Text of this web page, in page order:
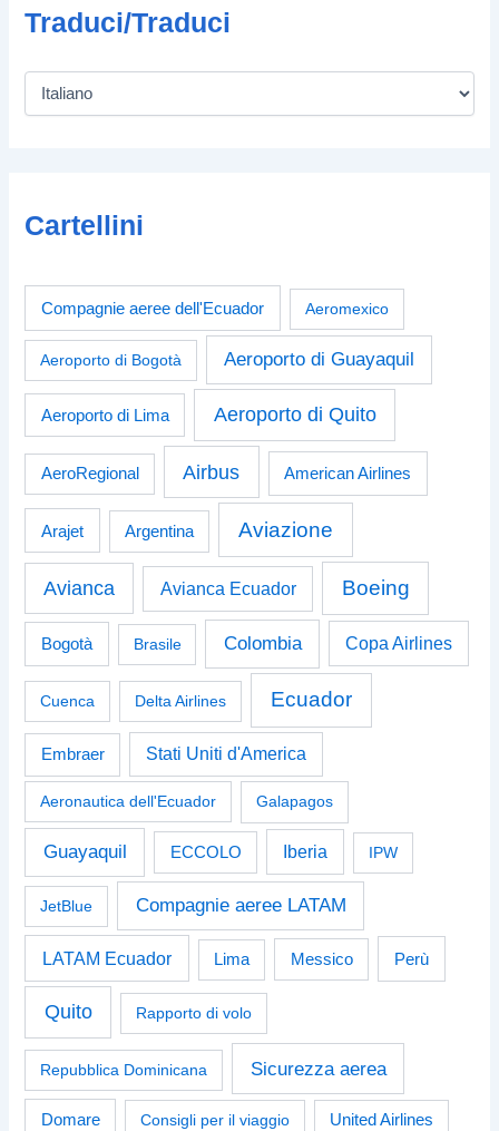
Traduci/Traduci
Cartellini
Compagnie aeree dell'Ecuador Aeromexico
Aeroporto di Bogotà Aeroporto di Guayaquil
Aeroporto di Lima Aeroporto di Quito
AeroRegional Airbus American Airlines
Arajet Argentina Aviazione
Avianca Avianca Ecuador Boeing
Bogotà Brasile Colombia Copa Airlines
Cuenca Delta Airlines Ecuador
Embraer Stati Uniti d'America
Aeronautica dell'Ecuador Galapagos
Guayaquil ECCOLO Iberia IPW
JetBlue Compagnie aeree LATAM
LATAM Ecuador Lima Messico Perù
Quito Rapporto di volo
Repubblica Dominicana Sicurezza aerea
Domare Consigli per il viaggio United Airlines